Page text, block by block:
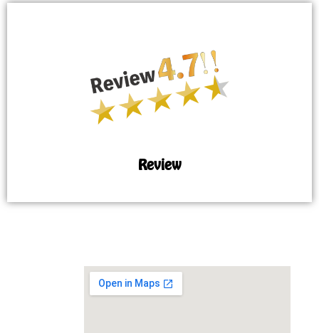
Review